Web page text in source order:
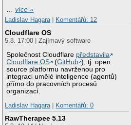
…více »
Ladislav Hagara| Komentářů: 12
Cloudflare OS
5.8. 17:00 | Zajímavý software
Společnost Cloudflare představila
Cloudflare OS
(GitHub ), tj. open
source platformu navrženou pro
integraci umělé inteligence (agentů)
přímo do pracovních procesů
organizací.
Ladislav Hagara| Komentářů: 0
RawTherapee 5.13